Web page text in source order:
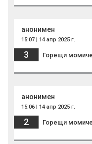
анонимен
15:07 | 14 апр 2025 г.
3 Горещи
анонимен
15:06 | 14 апр 2025 г.
2 Горещи